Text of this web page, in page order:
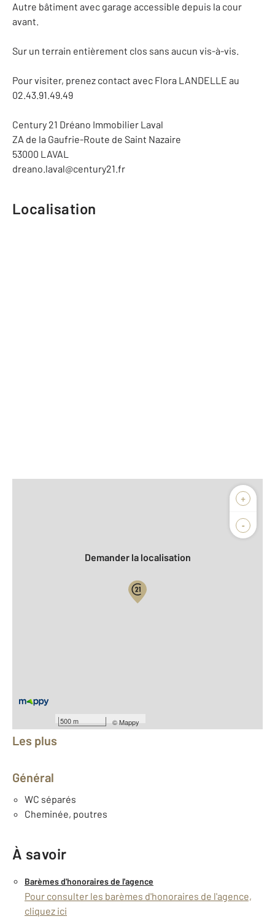
Autre bâtiment avec garage accessible depuis la cour
avant.
Sur un terrain entièrement clos sans aucun vis-à-vis.
Pour visiter, prenez contact avec Flora LANDELLE au
02.43.91.49.49
Century 21 Dréano Immobilier Laval
ZA de la Gaufrie-Route de Saint Nazaire
53000 LAVAL
dreano.laval@century21.fr
Localisation
+
-
500 m ©Mappy
Biens vendus
Demander la localisation
Équipements
Les plus
Général
WC séparés
Cheminée, poutres
À savoir
Barèmes d'honoraires de l'agence
Pour consulter les barèmes d'honoraires de l'agence,
cliquez ici